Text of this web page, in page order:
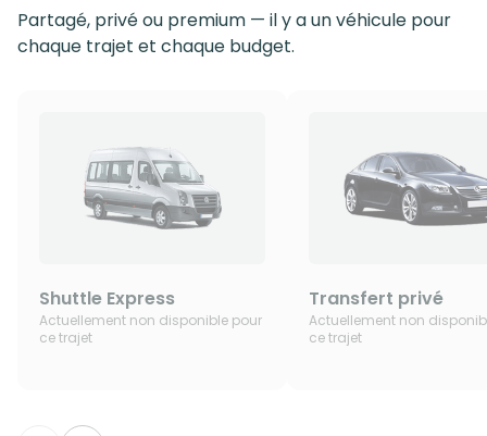
Partagé, privé ou premium — il y a un véhicule pour
chaque trajet et chaque budget.
Shuttle Express
Actuellement non disponible pour
ce trajet
Transfert privé
Actuellement non
ce trajet